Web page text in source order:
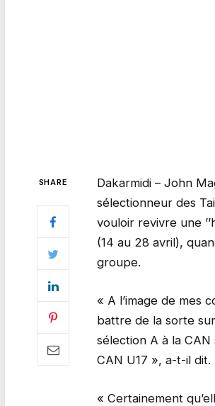
SHARE
Dakarmidi – John
sélectionneur des
vouloir revivre une
(14 au 28 avril),
groupe.
« A l’image de mes
battre de la sorte
sélection A à la
CAN U17 », a-t-il dit.
« Certainement